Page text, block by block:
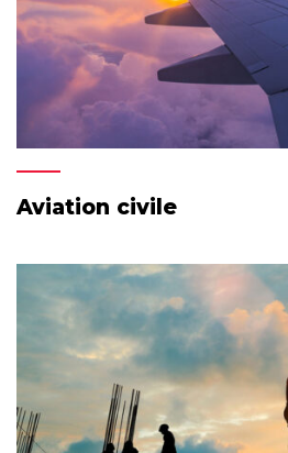
Aviation civile